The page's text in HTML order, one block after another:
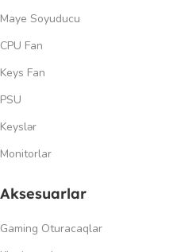
Maye Soyuducu
CPU Fan
Keys Fan
PSU
Keyslər
Monitorlar
Aksesuarlar
Gaming Oturacaqlar